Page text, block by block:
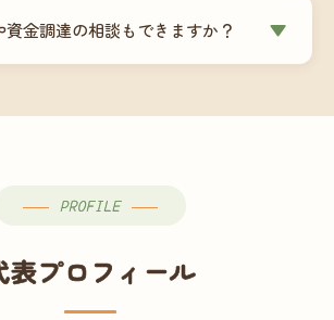
増える場合は別途お見積りします。
）でご事業内容・ご要望のヒアリング
り・ご契約 → ④MFクラウドの初期設
まで費用は発生しませんので、お気軽
金調達の相談もできますか？ ▼
PROFILE
表プロフィール